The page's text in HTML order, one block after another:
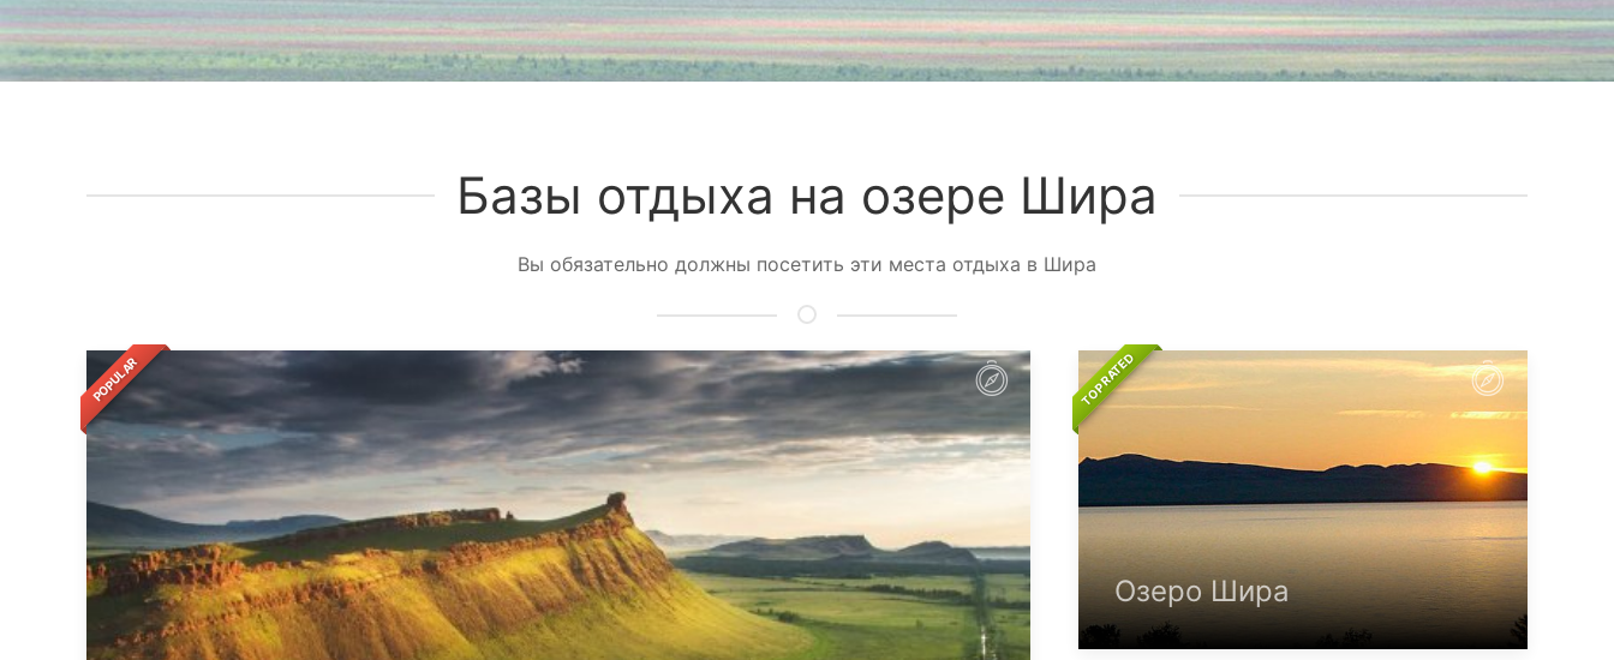
Базы отдыха на озере Шира
Вы обязательно должны посетить эти места отдыха в Шира
POPULAR
Озеро Шира
TOP RATED